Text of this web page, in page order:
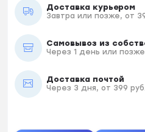
Доставка курьером
Завтра или позже, от
Самовывоз из
Через 1 день или позже
Доставка почтой
Через 3 дня, от 399 руб.